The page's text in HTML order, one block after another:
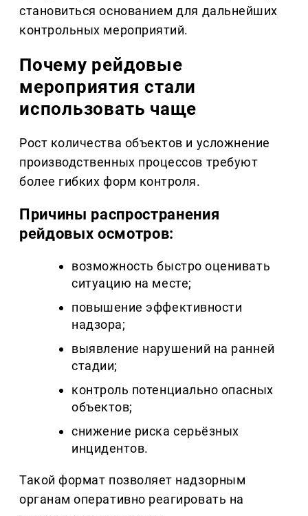
становиться основанием для дальнейших
контрольных мероприятий.
Почему рейдовые
мероприятия стали
использовать чаще
Рост количества объектов и усложнение
производственных процессов требуют
более гибких форм контроля.
Причины распространения
рейдовых осмотров:
возможность быстро оценивать
ситуацию на месте;
повышение эффективности
надзора;
выявление нарушений на ранней
стадии;
контроль потенциально опасных
объектов;
снижение риска серьёзных
инцидентов.
Такой формат позволяет надзорным
органам оперативно реагировать на